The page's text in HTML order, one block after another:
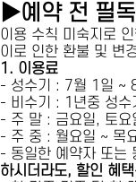
▶예약 전 필
이용 수칙 미숙지로
이로 인한 환불 및 변
1. 이용료
- 성수기 : 7월 1일 ~
- 비수기 : 1년중 성수
- 주 말 : 금요일, 토요
- 주 중 : 월요일 ~ 목
- 동일한 예약자 또는
하시더라도, 할인 혜